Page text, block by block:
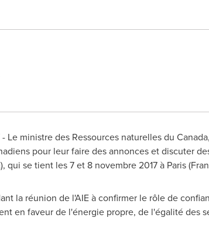
Le ministre des Ressources naturelles du Canada
pour leur faire des annonces et discuter
qui se tient les 7 et 8 novembre 2017 à Paris
la réunion de l'AIE à confirmer le rôle de
en faveur de l'énergie propre, de l'égalité des